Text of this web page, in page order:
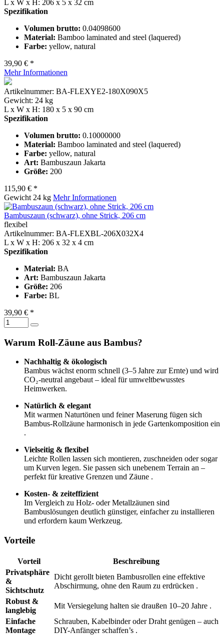
L x W x H: 206 x 5 x 32 cm
Spezifikation
Volumen brutto: 0.04098600
Material: Bamboo laminated and steel (laquered)
Farbe: yellow, natural
39,90 € *
Mehr Informationen
Artikelnummer: BA-FLEXYE2-180X090X5
Gewicht: 24 kg
L x W x H: 180 x 5 x 90 cm
Spezifikation
Volumen brutto: 0.10000000
Material: Bamboo laminated and steel (laquered)
Farbe: yellow, natural
Art: Bambuszaun Jakarta
Größe: 200
115,90 € *
Gewicht 24 kg Mehr Informationen
Bambuszaun (schwarz), ohne Strick, 206 cm
flexibel
Artikelnummer: BA-FLEXBL-206X032X4
L x W x H: 206 x 32 x 4 cm
Spezifikation
Material: BA
Art: Bambuszaun Jakarta
Größe: 206
Farbe: BL
39,90 € *
Warum Roll-Zäune aus Bambus?
Nachhaltig & ökologisch
Bambus wächst enorm schnell (3–5 Jahre zur Ernte) und wird
CO₂-neutral angebaut – ideal für umweltbewusstes
Heimwerken.
Natürlich & elegant
Mit warmen Naturtönen und feiner Maserung fügen sich
Bambus-Rollzäune harmonisch in jede Gartenkomposition ein
.
Vielseitig & flexibel
Leichte Rollen lassen sich montieren, zuschneiden oder sogar
um Kurven legen. Sie passen sich unebenem Terrain an –
perfekt für kreative Grenzen und Zäune .
Kosten- & zeiteffizient
Im Vergleich zu Holz- oder Metallzäunen sind
Bambuslösungen deutlich günstiger, einfacher zu installieren
und erfordern kaum Werkzeug.
Vorteile
Vorteil
Beschreibung
Privatsphäre
&
Sichtschutz
Dicht gerollt bieten Bambusrollen eine effektive
Abschirmung, ohne den Raum zu erdrücken .
Robust &
langlebig
Mit Versiegelung halten sie draußen 10–20 Jahre .
Einfache
Montage
Schrauben, Kabelbinder oder Draht genügen – auch
DIY-Anfänger schaffen’s .